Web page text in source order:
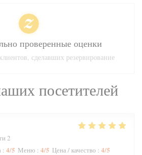
посетителей
2
: 4/5 Меню : 4/5 Цена / качество : 4/5
проверенные оценки
сделавших резервирование